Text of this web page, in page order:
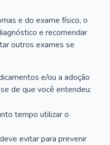
e do exame físico, o
e recomendar
outros exames se
e/ou a adoção
de que você entendeu:
tempo utilizar o
evitar para prevenir